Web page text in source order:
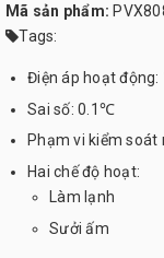
Mã sản phẩm:
Tags:
Điện áp hoạt động:
Sai số: 0.1℃
Phạm vi kiểm
Hai chế độ hoạt:
Làm lạnh
Sưởi ấm